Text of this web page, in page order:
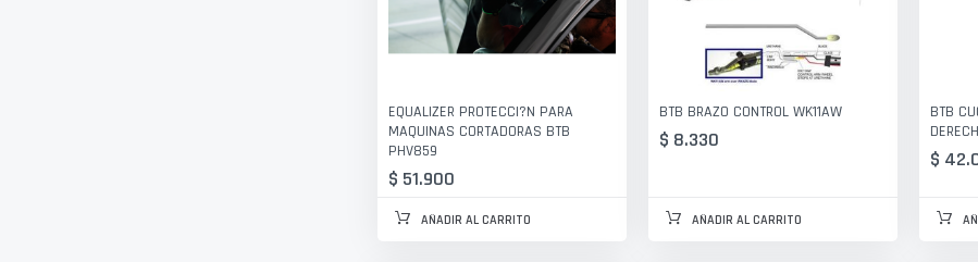
EQUALIZER PROTECCI?N PARA
MAQUINAS CORTADORAS BTB
PHV859
$ 51.900
AÑADIR AL CARRITO
BTB BRAZO CONTROL WK11AW
$ 8.330
AÑADIR AL CARRITO
BTB
$